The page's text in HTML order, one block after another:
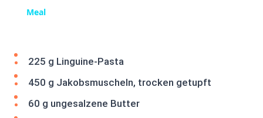
Meal
225 g Linguine-Pasta
450 g Jakobsmuscheln, trocken getupft
60 g ungesalzene Butter